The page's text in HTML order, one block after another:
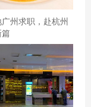
合的朋友。我
充满活力和正
### **4. 突出个
资和福利，更关
这些方面，可以
里，你将获得无
州求职，赴杭州